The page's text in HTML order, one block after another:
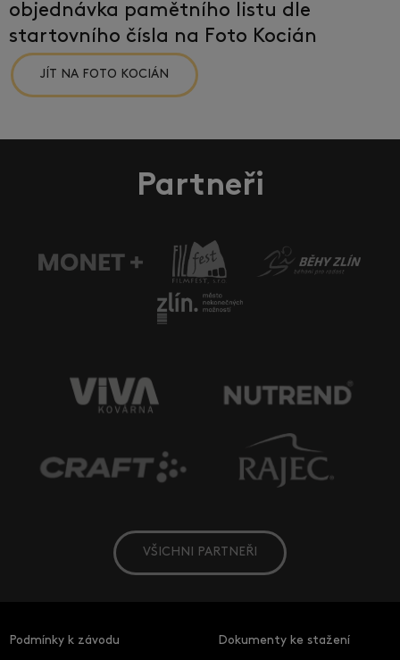
objednávka pamětního listu dle
startovního čísla na Foto Kocián
JÍT NA FOTO KOCIÁN
Partneři
VŠICHNI PARTNEŘI
Podmínky k závodu Dokumenty ke stažení